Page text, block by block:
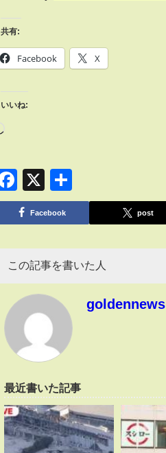
共有:
Facebook X
いいね:
Facebook
X
有
Facebook post
この記事を書いた人
goldennews
最近書いた記事